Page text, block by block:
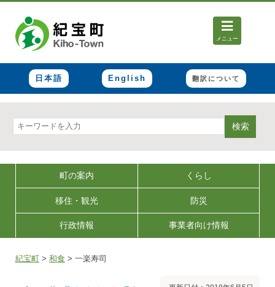
メニュー
日本語 English 翻訳について
検索
町の案内 くらし
移住・観光 防災
行政情報 事業者向け情報
紀宝町 > 和食 > 一楽寿司